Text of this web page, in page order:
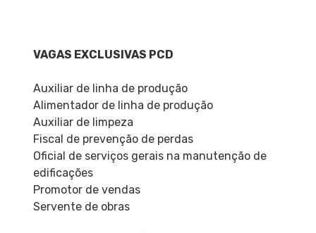
VAGAS EXCLUSIVAS PCD
Auxiliar de linha de produção
Alimentador de linha de produção
Auxiliar de limpeza
Fiscal de prevenção de perdas
Oficial de serviços gerais na manutenção de
edificações
Promotor de vendas
Servente de obras